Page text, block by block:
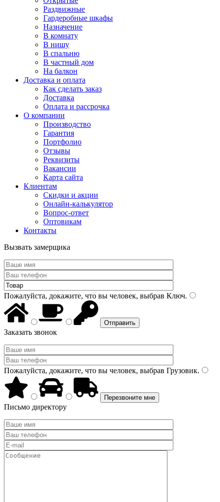
Раздвижные
Гардеробные шкафы
Назначение
В комнату
В нишу
В спальню
В частный дом
На балкон
Доставка и оплата
Как сделать заказ
Доставка
Оплата и рассрочка
О компании
Производство
Гарантия
Портфолио
Отзывы
Реквизиты
Вакансии
Карта сайта
Клиентам
Скидки и акции
Онлайн-калькулятор
Вопрос-ответ
Оптовикам
Контакты
Вызвать замерщика
Пожалуйста, докажите, что вы человек, выбрав Ключ.
Заказать звонок
Пожалуйста, докажите, что вы человек, выбрав Грузовик.
Письмо директору